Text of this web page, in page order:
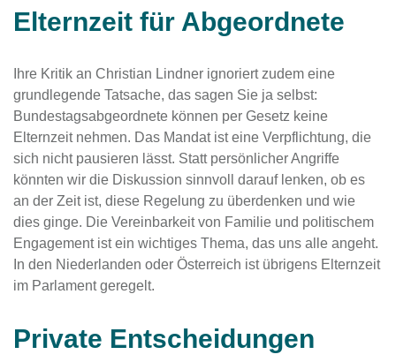
Elternzeit für Abgeordnete
Ihre Kritik an Christian Lindner ignoriert zudem eine
grundlegende Tatsache, das sagen Sie ja selbst:
Bundestagsabgeordnete können per Gesetz keine
Elternzeit nehmen. Das Mandat ist eine Verpflichtung, die
sich nicht pausieren lässt. Statt persönlicher Angriffe
könnten wir die Diskussion sinnvoll darauf lenken, ob es
an der Zeit ist, diese Regelung zu überdenken und wie
dies ginge. Die Vereinbarkeit von Familie und politischem
Engagement ist ein wichtiges Thema, das uns alle angeht.
In den Niederlanden oder Österreich ist übrigens Elternzeit
im Parlament geregelt.
Private Entscheidungen